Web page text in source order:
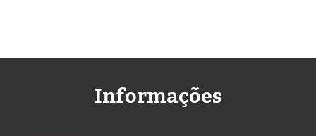
Informações